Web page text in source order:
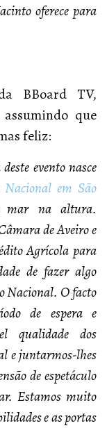
oferece para
BBoard TV,
que
feliz:
evento nasce
em São
mar na altura.
de Aveiro e
Agrícola para
de fazer algo
Nacional. O facto
de espera e
qualidade dos
e juntarmos-lhes
de espetáculo
Estamos muito
e as portas